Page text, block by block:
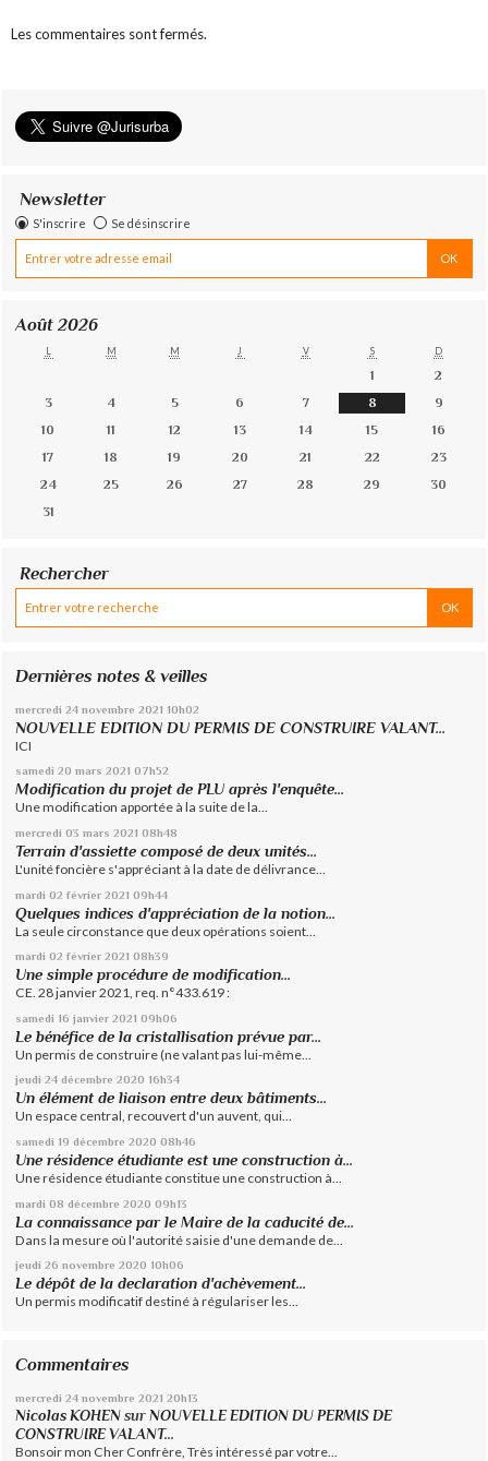
Les commentaires sont fermés.
Newsletter
S'inscrire Se désinscrire
Août 2026
L M M J V S D
1
2
3
4 5 6 7 8
9
10
11 12 13 14 15
16
17
18 19 20 21 22
23
24
25 26 27 28 29
30
31
Rechercher
Dernières notes & veilles
mercredi 24 novembre 2021 10h02
NOUVELLE EDITION DU PERMIS DE CONSTRUIRE VALANT...
ICI
samedi 20 mars 2021 07h52
Modification du projet de PLU après l'enquête...
Une modification apportée à la suite de la...
mercredi 03 mars 2021 08h48
Terrain d'assiette composé de deux unités...
L'unité foncière s'appréciant à la date de délivrance...
mardi 02 février 2021 09h44
Quelques indices d'appréciation de la notion...
La seule circonstance que deux opérations soient...
mardi 02 février 2021 08h39
Une simple procédure de modification...
CE. 28 janvier 2021, req. n°433.619 :
samedi 16 janvier 2021 09h06
Le bénéfice de la cristallisation prévue par...
Un permis de construire (ne valant pas lui-même...
jeudi 24 décembre 2020 16h34
Un élément de liaison entre deux bâtiments...
Un espace central, recouvert d'un auvent, qui...
samedi 19 décembre 2020 08h46
Une résidence étudiante est une construction à...
Une résidence étudiante constitue une construction à...
mardi 08 décembre 2020 09h13
La connaissance par le Maire de la caducité de...
Dans la mesure où l'autorité saisie d'une demande de...
jeudi 26 novembre 2020 10h06
Le dépôt de la declaration d'achèvement...
Un permis modificatif destiné à régulariser les...
Commentaires
mercredi 24 novembre 2021 20h13
Nicolas KOHEN sur NOUVELLE EDITION DU PERMIS DE
CONSTRUIRE VALANT...
Bonsoir mon Cher Confrère, Très intéressé par votre...